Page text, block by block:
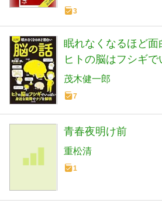
3
眠れなくなるほど面
ヒトの脳はフシギ
問でナゾを解明
茂木健一郎
7
青春夜明け前
重松清
1